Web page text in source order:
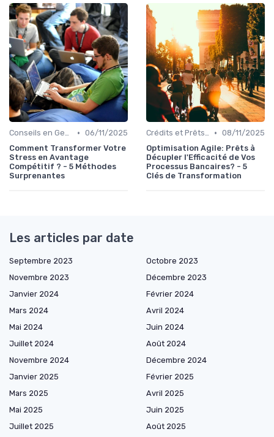
Conseils en Gestion de Patrimoine • 06/11/2025
Comment Transformer Votre
Stress en Avantage
Compétitif ? - 5 Méthodes
Surprenantes
Crédits et Prêts Personnels • 08/11/2025
Optimisation Agile: Prêts à
Décupler l'Efficacité de Vos
Processus Bancaires? - 5
Clés de Transformation
Les articles par date
Septembre 2023
Octobre 2023
Novembre 2023
Décembre 2023
Janvier 2024
Février 2024
Mars 2024
Avril 2024
Mai 2024
Juin 2024
Juillet 2024
Août 2024
Novembre 2024
Décembre 2024
Janvier 2025
Février 2025
Mars 2025
Avril 2025
Mai 2025
Juin 2025
Juillet 2025
Août 2025